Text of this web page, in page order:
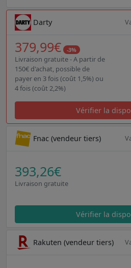
Darty
379,99€ -3%
Livraison gratuite - A partir de
150€ d'achat, possible de
payer en 3 fois (coût 1,5%) ou
4 fois (coût 2,2%)
Vérifier la
Fnac (vendeur tiers)
393,26€
Livraison gratuite
Vérifier la
Rakuten (vendeur tiers)